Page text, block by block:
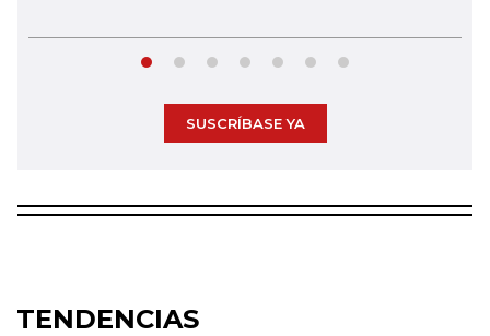
SUSCRÍBASE YA
TENDENCIAS